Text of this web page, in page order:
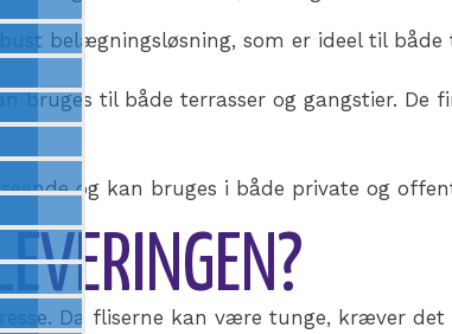
belægningsløsning, som er ideel til
bruges til både terrasser og gangstier.
og kan bruges i både private og
Da fliserne kan være tunge, kræver